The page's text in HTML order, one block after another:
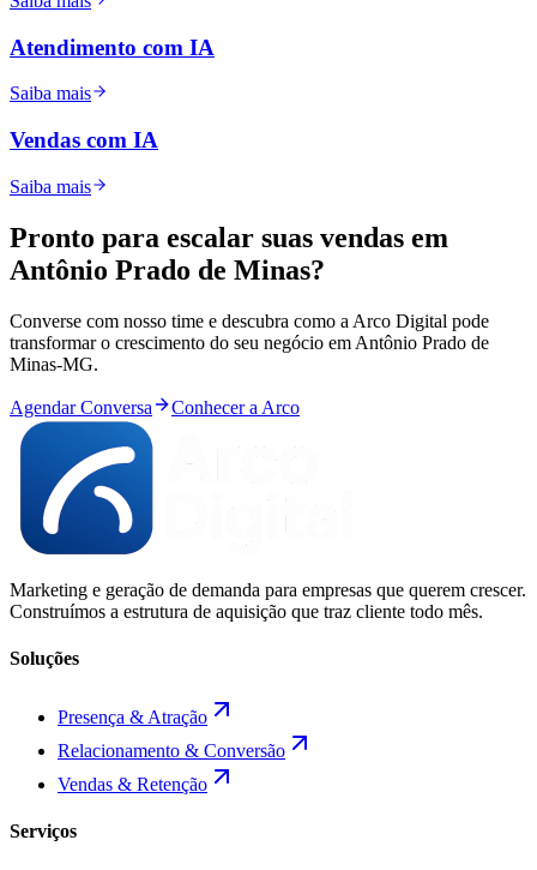
Atendimento com IA
Saiba mais
Vendas com IA
Saiba mais
Pronto para escalar suas vendas em
Antônio Prado de Minas?
Converse com nosso time e descubra como a Arco Digital pode
transformar o crescimento do seu negócio em Antônio Prado de
Minas-MG.
Agendar Conversa Conhecer a Arco
Marketing e geração de demanda para empresas que querem crescer.
Construímos a estrutura de aquisição que traz cliente todo mês.
Soluções
Presença & Atração
Relacionamento & Conversão
Vendas & Retenção
Serviços